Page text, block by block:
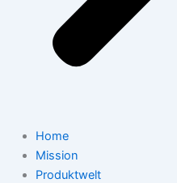
Home
Mission
Produktwelt